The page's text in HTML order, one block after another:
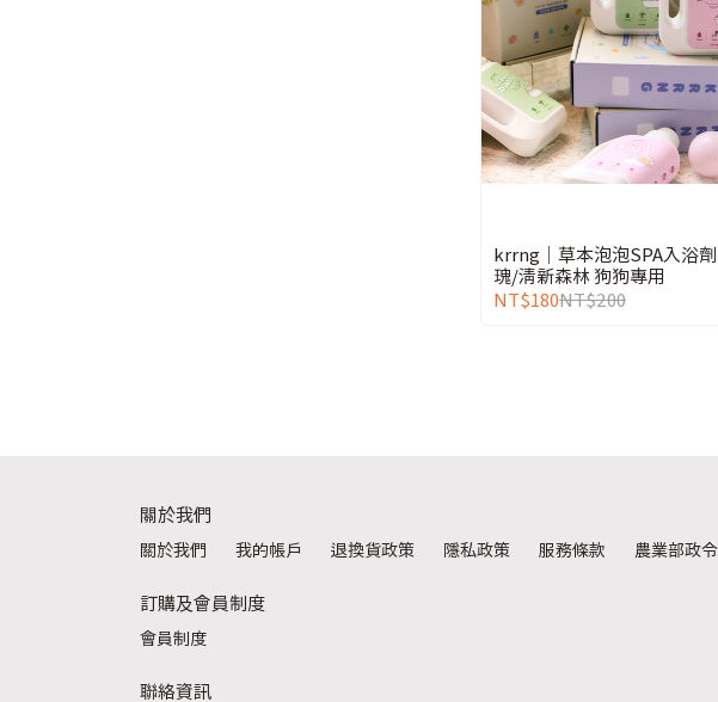
krrng｜草本泡泡SPA入浴劑 浪漫玫
瑰/清新森林 狗狗專用
NT$180NT$200
關於我們
關於我們 我的帳戶 退換貨政策 隱私政策 服務條款 農業部政
訂購及會員制度
會員制度
聯絡資訊